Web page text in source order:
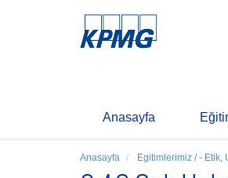
Anasayfa
Anasayfa Egitimlerimiz / - Etik,